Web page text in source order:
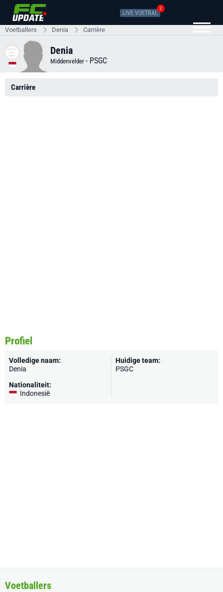
LIVE VOETBAL
2
Voetballers Denia Carrière
Denia
Middenvelder - PSGC
Carrière
Profiel
Volledige naam:
Denia
Nationaliteit:
Indonesië
Huidige team:
PSGC
Voetballers